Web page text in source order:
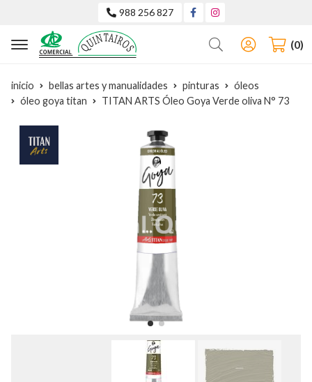
988 256 827
Buscar 0
inicio bellas artes y manualidades pinturas
óleos
óleo goya titan
TITAN ARTS Óleo Goya Verde oliva N° 73